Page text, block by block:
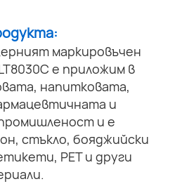
маркировъчен
е приложим в
напитковата,
и
и е
стъкло, бояджийски
PET и други